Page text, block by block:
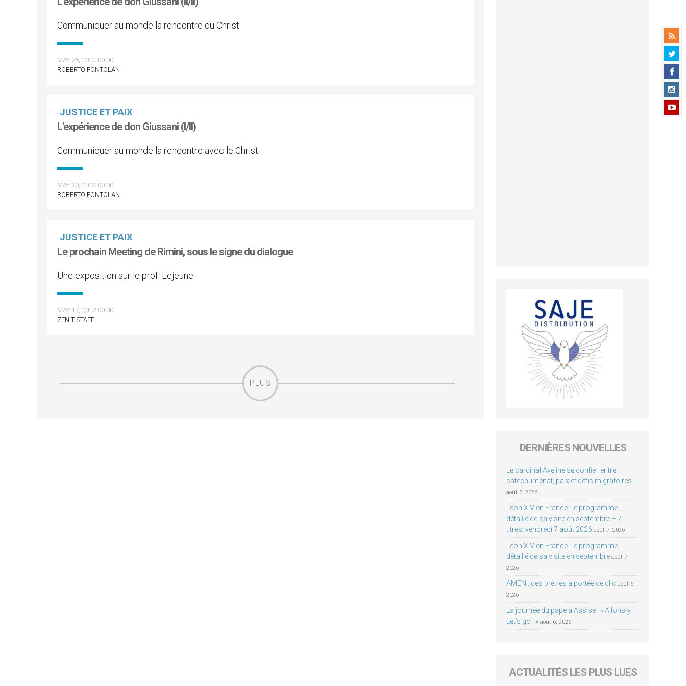
Communiquer au monde la rencontre du Christ
MAY 25, 2013 00:00
ROBERTO FONTOLAN
JUSTICE ET PAIX
L'expérience de don Giussani (I/II)
Communiquer au monde la rencontre avec le Christ
MAY 20, 2013 00:00
ROBERTO FONTOLAN
JUSTICE ET PAIX
Le prochain Meeting de Rimini, sous le signe du dialogue
Une exposition sur le prof. Lejeune
MAY 17, 2012 00:00
ZENIT STAFF
PLUS
DERNIÈRES NOUVELLES
Le cardinal Aveline se confie : entre
catéchuménat, paix et défis migratoires
août 7, 2026
Léon XIV en France : le programme
détaillé de sa visite en septembre – 7
titres, vendredi 7 août 2026 août 7, 2026
Léon XIV en France : le programme
détaillé de sa visite en septembre août 7,
2026
AMEN : des prêtres à portée de clic août 6,
2026
La journée du pape à Assise : « Allons-y !
Let’s go ! » août 6, 2026
ACTUALITÉS LES PLUS LUES